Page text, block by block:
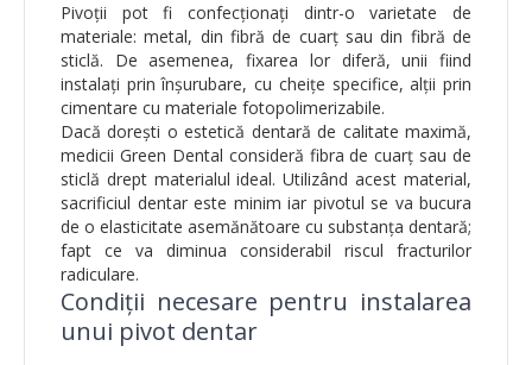
Pivoții pot fi confecționați dintr-o varietate de
materiale: metal, din fibră de cuarț sau din fibră de
sticlă. De asemenea, fixarea lor diferă, unii fiind
instalați prin înșurubare, cu cheițe specifice, alții prin
cimentare cu materiale fotopolimerizabile.
Dacă dorești o estetică dentară de calitate maximă,
medicii Green Dental consideră fibra de cuarț sau de
sticlă drept materialul ideal. Utilizând acest material,
sacrificiul dentar este minim iar pivotul se va bucura
de o elasticitate asemănătoare cu substanța dentară;
fapt ce va diminua considerabil riscul fracturilor
radiculare.
Condiții necesare pentru instalarea
unui pivot dentar